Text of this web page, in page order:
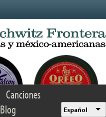
Canciones
Blog Español